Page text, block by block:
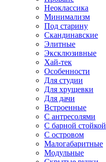
Неоклассика
Минимализм
Под старину
Скандинавские
Элитные
Эксклюзивные
Хай-тек
Особенности
Для студии
Для хрущевки
Для дачи
Встроенные
С антресолями
С барной стойкой
С островом
Малогабаритные
Модульные